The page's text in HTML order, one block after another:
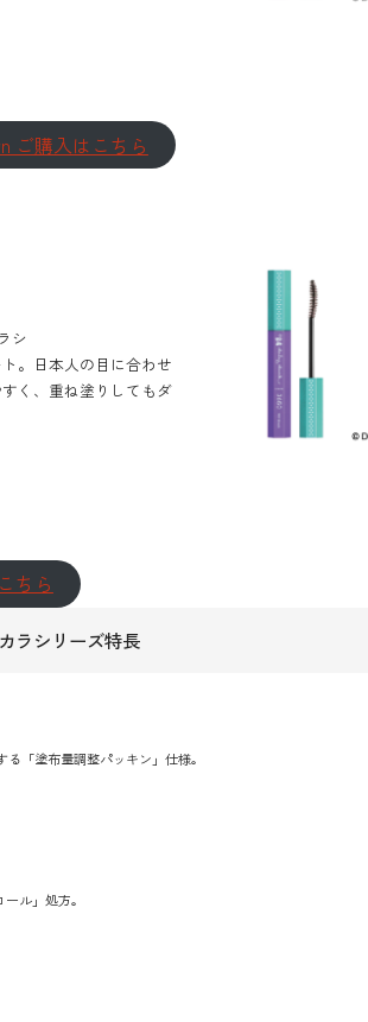
ご購入はこちら
シ
。日本人の目に合わせ
く、重ね塗りしてもダ
ちら
ラシリーズ特長
「塗布量調整パッキン」仕様。
ル」処方。